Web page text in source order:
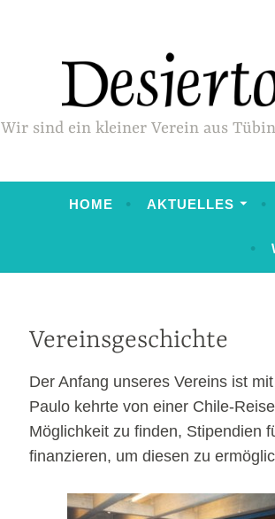
Wir sind ein kleiner Verein aus
HOME AKTUELLES
Vereinsgeschichte
Der Anfang unseres Vereins ist
Paulo kehrte von einer Chile-
Möglichkeit zu finden, Stipendien
finanzieren, um diesen zu